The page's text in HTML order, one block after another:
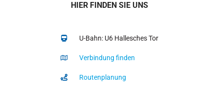
HIER FINDEN SIE UNS
U-Bahn: U6 Hallesches Tor
Verbindung finden
Routenplanung